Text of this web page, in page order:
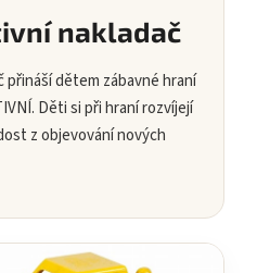
nakladač
přináší dětem zábavné hraní
Děti si při hraní rozvíjejí
z objevování nových